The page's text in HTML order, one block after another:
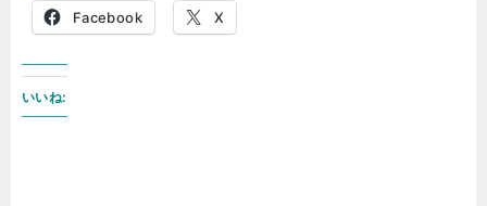
Facebook X
いいね: